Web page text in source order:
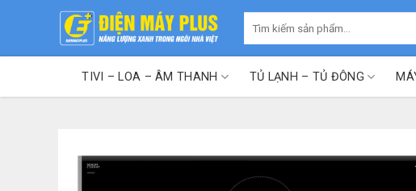
kiếm:
TIVI – LOA – ÂM THANH TỦ LẠNH – TỦ ĐÔNG